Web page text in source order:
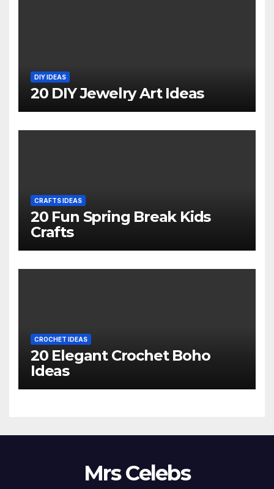
DIY IDEAS
20 DIY Jewelry Art Ideas
CRAFTS IDEAS
20 Fun Spring Break Kids
Crafts
CROCHET IDEAS
20 Elegant Crochet Boho
Ideas
Mrs Celebs